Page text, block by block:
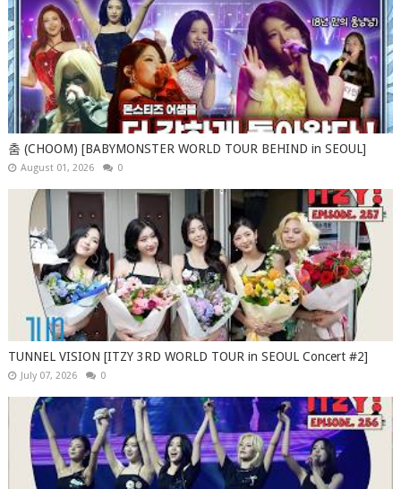
춤 (CHOOM) [BABYMONSTER WORLD TOUR BEHIND in SEOUL]
August 01, 2026 0
TUNNEL VISION [ITZY 3RD WORLD TOUR in SEOUL Concert #2]
July 07, 2026 0